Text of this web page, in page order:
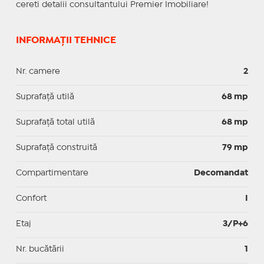
cereti detalii consultantului Premier Imobiliare!
INFORMAȚII TEHNICE
Nr. camere 2
Suprafaţă utilă 68 mp
Suprafaţă total utilă 68 mp
Suprafaţă construită 79 mp
Compartimentare Decomandat
Confort
Etaj 3/P+6
Nr. bucătării 1